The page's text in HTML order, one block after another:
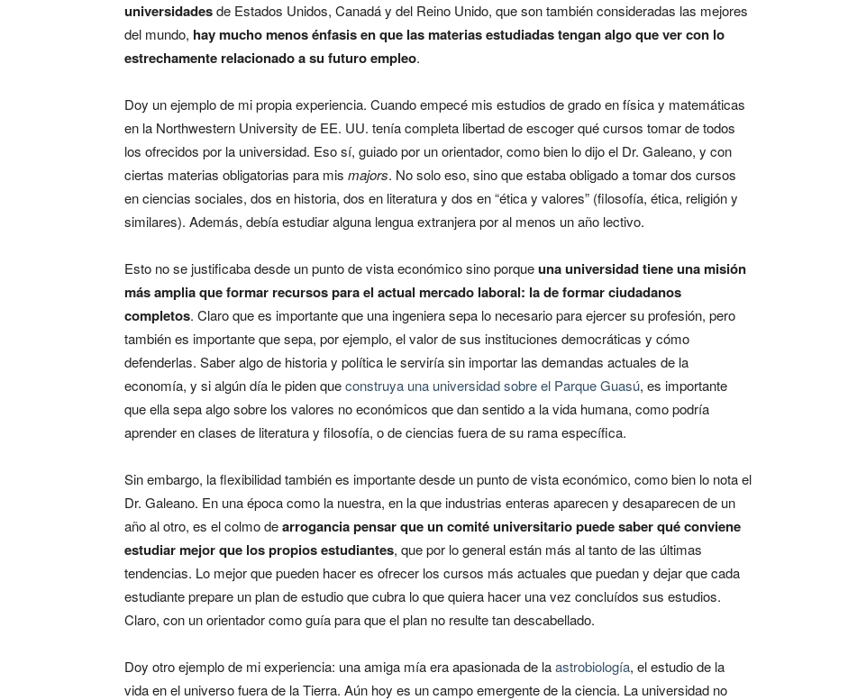
universidadesde Estados Unidos, Canadá y del Reino Unido, que son también consideradas las mejores
del mundo, hay mucho menos énfasis en que las materias estudiadas tengan algo que ver con lo
estrechamente relacionado a su futuro empleo.
Doy un ejemplo de mi propia experiencia. Cuando empecé mis estudios de grado en física y matemáticas
en la Northwestern University de EE. UU. tenía completa libertad de escoger qué cursos tomar de todos
los ofrecidos por la universidad. Eso sí, guiado por un orientador, como bien lo dijo el Dr. Galeano, y con
ciertas materias obligatorias para mis majors. No solo eso, sino que estaba obligado a tomar dos cursos
en ciencias sociales, dos en historia, dos en literatura y dos en “ética y valores” (filosofía, ética, religión y
similares). Además, debía estudiar alguna lengua extranjera por al menos un año lectivo.
Esto no se justificaba desde un punto de vista económico sino porqueuna universidad tiene una misión
más amplia que formar recursos para el actual mercado laboral: la de formar ciudadanos
completos. Claro que es importante que una ingeniera sepa lo necesario para ejercer su profesión, pero
también es importante que sepa, por ejemplo, el valor de sus instituciones democráticas y cómo
defenderlas. Saber algo de historia y política le serviría sin importar las demandas actuales de la
economía, y si algún día le piden queconstruya una universidad sobre el Parque Guasú, es importante
que ella sepa algo sobre los valores no económicos que dan sentido a la vida humana, como podría
aprender en clases de literatura y filosofía, o de ciencias fuera de su rama específica.
Sin embargo, la flexibilidad también es importante desde un punto de vista económico, como bien lo nota el
Dr. Galeano. En una época como la nuestra, en la que industrias enteras aparecen y desaparecen de un
año al otro, es el colmo dearrogancia pensar que un comité universitario puede saber qué conviene
estudiar mejor que los propios estudiantes, que por lo general están más al tanto de las últimas
tendencias. Lo mejor que pueden hacer es ofrecer los cursos más actuales que puedan y dejar que cada
estudiante prepare un plan de estudio que cubra lo que quiera hacer una vez concluídos sus estudios.
Claro, con un orientador como guía para que el plan no resulte tan descabellado.
Doy otro ejemplo de mi experiencia: una amiga mía era apasionada de laastrobiología, el estudio de la
vida en el universo fuera de la Tierra. Aún hoy es un campo emergente de la ciencia. La universidad no